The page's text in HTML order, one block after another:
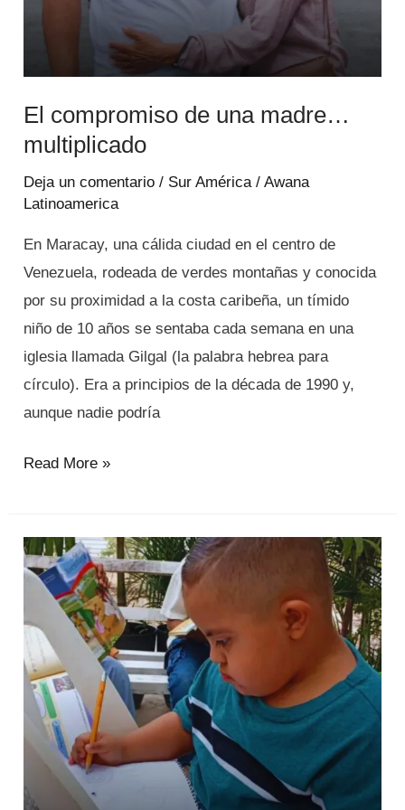
El compromiso de una madre…
multiplicado
Deja un comentario / Sur América/Awana
Latinoamerica
En Maracay, una cálida ciudad en el centro de
Venezuela, rodeada de verdes montañas y conocida
por su proximidad a la costa caribeña, un tímido
niño de 10 años se sentaba cada semana en una
iglesia llamada Gilgal (la palabra hebrea para
círculo). Era a principios de la década de 1990 y,
aunque nadie podría
Read More »
Inclusión
que
transforma
discipulado